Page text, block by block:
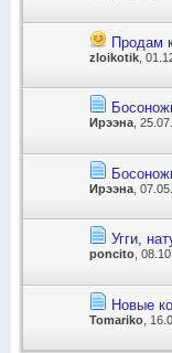
Продам
zloikotik ,
Ирээна ,
Ирээна ,
Угги,
poncito ,
Новые
Tomariko ,